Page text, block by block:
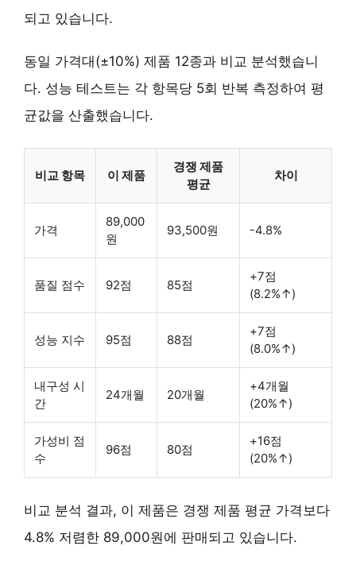
되고 있습니다.
동일 가격대(±10%) 제품 12종과 비교 분석했습니
다. 성능 테스트는 각 항목당 5회 반복 측정하여 평
균값을 산출했습니다.
비교 항목 이 제품
경쟁 제품
평균
차이
가격
89,000
원
93,500원 -4.8%
품질 점수 92점 85점
+7점
(8.2%↑)
성능 지수 95점 88점
+7점
(8.0%↑)
내구성 시
간
24개월 20개월
+4개월
(20%↑)
가성비 점
수
96점 80점
+16점
(20%↑)
비교 분석 결과, 이 제품은 경쟁 제품 평균 가격보다
4.8% 저렴한 89,000원에 판매되고 있습니다.